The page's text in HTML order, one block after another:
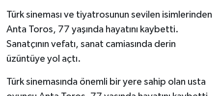
Türk sineması ve tiyatrosunun sevilen isimlerinden
Anta Toros, 77 yaşında hayatını kaybetti.
Sanatçının vefatı, sanat camiasında derin
üzüntüye yol açtı.
Türk sinemasında önemli bir yere sahip olan usta